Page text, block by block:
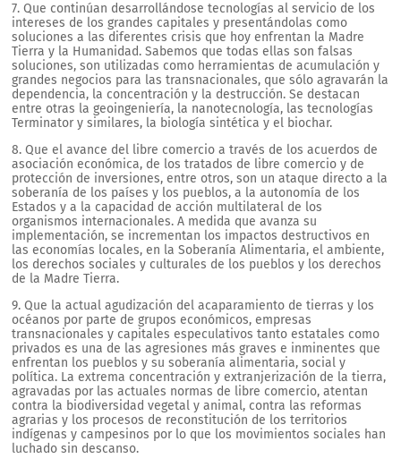
7. Que continúan desarrollándose tecnologías al servicio de los
intereses de los grandes capitales y presentándolas como
soluciones a las diferentes crisis que hoy enfrentan la Madre
Tierra y la Humanidad. Sabemos que todas ellas son falsas
soluciones, son utilizadas como herramientas de acumulación y
grandes negocios para las transnacionales, que sólo agravarán la
dependencia, la concentración y la destrucción. Se destacan
entre otras la geoingeniería, la nanotecnología, las tecnologías
Terminator y similares, la biología sintética y el biochar.
8. Que el avance del libre comercio a través de los acuerdos de
asociación económica, de los tratados de libre comercio y de
protección de inversiones, entre otros, son un ataque directo a la
soberanía de los países y los pueblos, a la autonomía de los
Estados y a la capacidad de acción multilateral de los
organismos internacionales. A medida que avanza su
implementación, se incrementan los impactos destructivos en
las economías locales, en la Soberanía Alimentaria, el ambiente,
los derechos sociales y culturales de los pueblos y los derechos
de la Madre Tierra.
9. Que la actual agudización del acaparamiento de tierras y los
océanos por parte de grupos económicos, empresas
transnacionales y capitales especulativos tanto estatales como
privados es una de las agresiones más graves e inminentes que
enfrentan los pueblos y su soberanía alimentaria, social y
política. La extrema concentración y extranjerización de la tierra,
agravadas por las actuales normas de libre comercio, atentan
contra la biodiversidad vegetal y animal, contra las reformas
agrarias y los procesos de reconstitución de los territorios
indígenas y campesinos por lo que los movimientos sociales han
luchado sin descanso.